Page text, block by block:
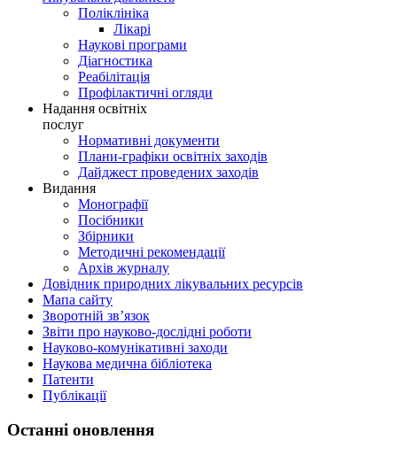
Поліклініка
Лікарі
Наукові програми
Діагностика
Реабілітація
Профілактичні огляди
Надання освітніх
послуг
Нормативні документи
Плани-графіки освітніх заходів
Дайджест проведених заходів
Видання
Монографії
Посібники
Збірники
Методичні рекомендації
Архів журналу
Довідник природних лікувальних ресурсів
Мапа сайту
Зворотній зв’язок
Звіти про науково-дослідні роботи
Науково-комунікативні заходи
Наукова медична бібліотека
Патенти
Публікації
Останні оновлення